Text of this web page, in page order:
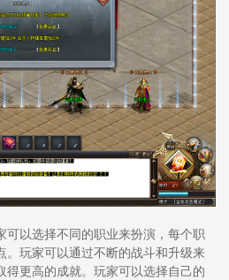
可以选择不同的职业来扮演，每个职
。玩家可以通过不断的战斗和升级来
得更高的成就。玩家可以选择自己的